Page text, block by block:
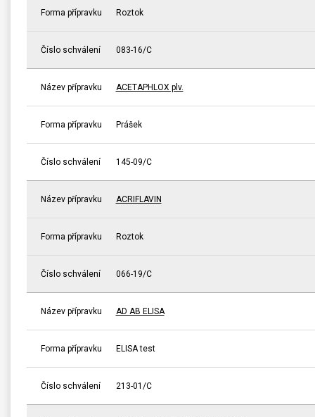
Forma přípravku Roztok
Číslo schválení 083-16/C
Název přípravku ACETAPHLOX plv.
Forma přípravku Prášek
Číslo schválení 145-09/C
Název přípravku ACRIFLAVIN
Forma přípravku Roztok
Číslo schválení 066-19/C
Název přípravku AD AB ELISA
Forma přípravku ELISA test
Číslo schválení 213-01/C